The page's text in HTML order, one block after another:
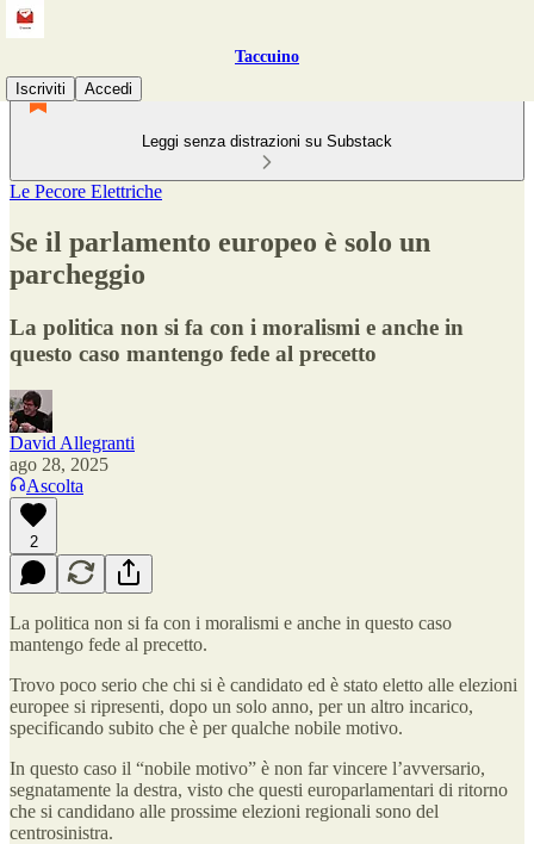
Taccuino
Iscriviti
Accedi
Leggi senza distrazioni su Substack
Le Pecore Elettriche
Se il parlamento europeo è solo un
parcheggio
La politica non si fa con i moralismi e anche in
questo caso mantengo fede al precetto
David Allegranti
ago 28, 2025
Ascolta
2
La politica non si fa con i moralismi e anche in questo caso
mantengo fede al precetto.
Trovo poco serio che chi si è candidato ed è stato eletto alle elezioni
europee si ripresenti, dopo un solo anno, per un altro incarico,
specificando subito che è per qualche nobile motivo.
In questo caso il “nobile motivo” è non far vincere l’avversario,
segnatamente la destra, visto che questi europarlamentari di ritorno
che si candidano alle prossime elezioni regionali sono del
centrosinistra.